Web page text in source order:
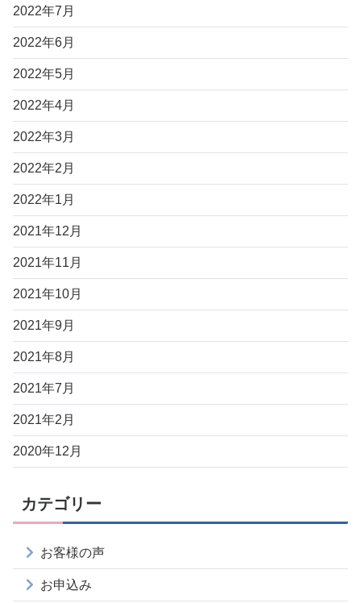
2022年7月
2022年6月
2022年5月
2022年4月
2022年3月
2022年2月
2022年1月
2021年12月
2021年11月
2021年10月
2021年9月
2021年8月
2021年7月
2021年2月
2020年12月
カテゴリー
お客様の声
お申込み